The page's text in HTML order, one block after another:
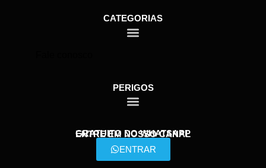
CATEGORIAS
PERIGOS
ENTRE EM NOSSO CANAL
GRATUITO DO WHATSAPP
ENTRAR